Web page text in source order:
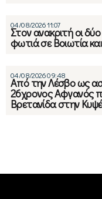
04/08/2026 11:07
Στον ανακριτή οι
φωτιά σε Βοιωτία
04/08/2026 09:48
Από την Λέσβο ως
26χρονος Αφγανός
Βρετανίδα στην